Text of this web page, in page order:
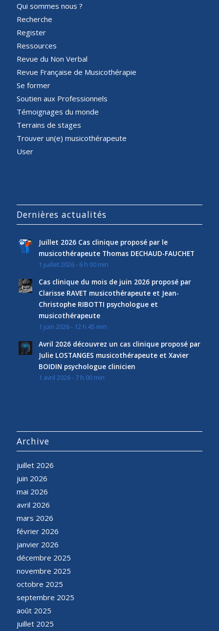
Qui sommes nous ?
Recherche
Register
Ressources
Revue du Non Verbal
Revue Française de Musicothérapie
Se former
Soutien aux Professionnels
Témoignages du monde
Terrains de stages
Trouver un(e) musicothérapeute
User
Dernières actualités
Juillet 2026 Cas clinique proposé par le
musicothérapeute Thomas DECHAUD-FAUCHET
1 juillet 2026 - 6 h 00 min
Cas clinique du mois de juin 2026 proposé par
Clarisse RAVET musicothérapeute et Jean-
Christophe RIBOTTI psychologue et
musicothérapeute
1 juin 2026 - 12 h 45 min
Avril 2026 découvrez un cas clinique proposé par
Julie LOSTANGES musicothérapeute et Xavier
BOIDIN psychologue clinicien
1 avril 2026 - 7 h 00 min
Archive
juillet 2026
juin 2026
mai 2026
avril 2026
mars 2026
février 2026
janvier 2026
décembre 2025
novembre 2025
octobre 2025
septembre 2025
août 2025
juillet 2025